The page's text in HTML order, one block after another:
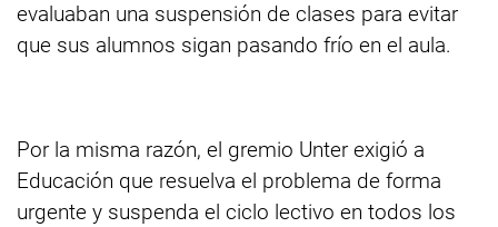
evaluaban una suspensión de clases para evitar
que sus alumnos sigan pasando frío en el aula.
Por la misma razón, el gremio Unter exigió a
Educación que resuelva el problema de forma
urgente y suspenda el ciclo lectivo en todos los